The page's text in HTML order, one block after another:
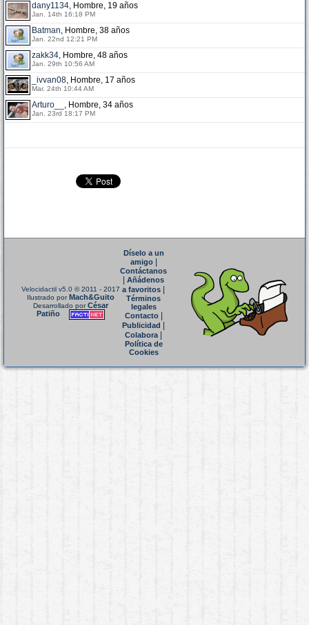
dany1134, Hombre, 19 años
Jan. 14th 16:18 PM
Batman, Hombre, 38 años
Jan. 22nd 12:21 PM
zakk34, Hombre, 48 años
Jan. 29th 10:56 AM
_ivvan08, Hombre, 17 años
Mar. 24th 10:44 AM
Arturo__ , Hombre, 34 años
Jan. 23rd 18:17 PM
Velocidactil v5.0 © 2011 - 2017
Ilustrado porMach&Guito
Desarrollado porCésar
Patiño
Díselo a un
amigo|
Contáctanos
Añádenos
a favoritos
Términos
legales
Contacto|
Publicidad
Colabora|
Política de
Cookies